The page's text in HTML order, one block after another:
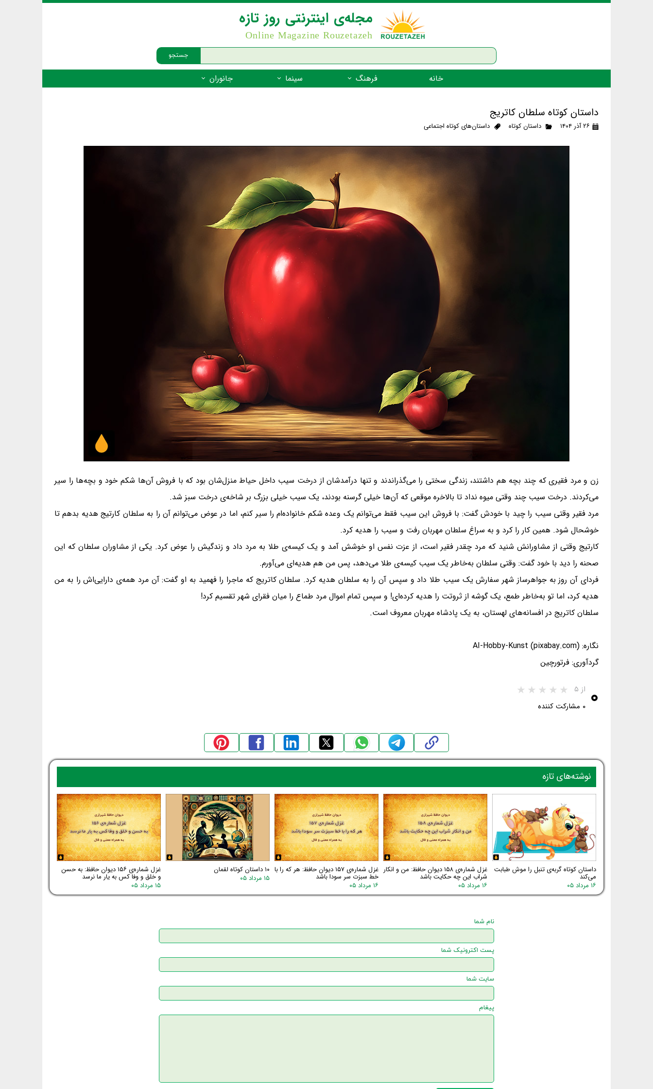
جستجو
مجله‌ی اینترنتی روز تازه
Online Magazine Rouzetazeh
خانه فرهنگ
ضرب المثل
شعر فارسی
زندگینامه‌ی بزرگان
گفتاورد
سینما جانوران
جانوران مهره‌دار - فهرست‌ها
داستان کوتاه سلطان کاتریج
۲۶ آذر ۱۴۰۴ داستان کوتاه داستان‌های کوتاه اجتماعی
زن و مرد فقیری که چند بچه هم داشتند، زندگی سختی را می‌گذراندند و تنها درآمدشان از درخت سیب داخل حیاط منزل‌شان بود که با فروش آن‌ها شکم خود و بچه‌ها را سیر
می‌کردند. درخت سیب چند وقتی میوه نداد تا بالاخره موقعی که آن‌ها خیلی گرسنه بودند، یک سیب خیلی بزرگ بر شاخه‌ی درخت سبز شد.
مرد فقیر وقتی سیب را چید با خودش گفت: با فروش این سیب فقط می‌توانم یک وعده شکم خانواده‌ام را سیر کنم، اما در عوض می‌توانم آن را به سلطان کارتیج هدیه بدهم تا
خوشحال شود. همین کار را کرد و به سراغ سلطان مهربان رفت و سیب را هدیه کرد.
کارتیج وقتی از مشاورانش شنید که مرد چقدر فقیر است، از عزت نفس او خوشش آمد و یک کیسه‌ی طلا به مرد داد و زندگیش را عوض کرد. یکی از مشاوران سلطان که این
صحنه را دید با خود گفت: وقتی سلطان به‌خاطر یک سیب کیسه‌ی طلا می‌دهد، پس من هم هدیه‌ای می‌آورم.
فردای آن روز به جواهرساز شهر سفارش یک سیب طلا داد و سپس آن را به سلطان هدیه کرد. سلطان کاتریج که ماجرا را فهمید به او گفت: آن مرد همه‌ی دارایی‌اش را به من
هدیه کرد، اما تو به‌خاطر طمع، یک گوشه از ثروتت را هدیه کرده‌ای! و سپس تمام اموال مرد طماع را میان فقرای شهر تقسیم کرد!
سلطان کاتریج در افسانه‌های لهستان، به یک پادشاه مهربان معروف است.
نگاره: AI-Hobby-Kunst (pixabay.com)
گردآوری: فرتورچین
۰ از ۵
۰ مشارکت کننده
داستان کوتاه گربه‌ی تنبل را موش طبابت
می‌کند
۱۶ مرداد ۰۵
غزل شماره‌ی ۱۵۸ دیوان حافظ: من و انکار
شراب این چه حکایت باشد
۱۶ مرداد ۰۵
غزل شماره‌ی ۱۵۷ دیوان حافظ: هر که را با
خط سبزت سر سودا باشد
۱۶ مرداد ۰۵
۱۰ داستان کوتاه لقمان
۱۵ مرداد ۰۵
غزل شماره‌ی ۱۵۶ دیوان حافظ: به حسن
و خلق و وفا کس به یار ما نرسد
۱۵ مرداد ۰۵
نوشته‌های تازه
نام شما
پست اکترونیک شما
سایت شما
پیغام